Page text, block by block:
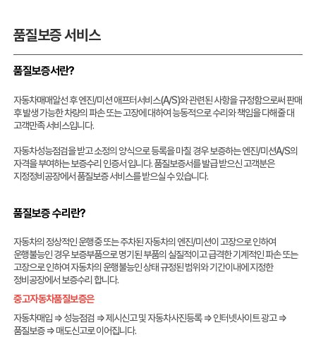
품질보증 서비스
품질보증서란?
자동차매매알선 후 엔진/미션 애프터서비스(A/S)와 관련된 사항을 규정함으로써 판매
후 발생 가능한 차량의 파손 또는 고장에 대하여 능동적으로 수리와 책임을 다해줄 대
고객만족 서비스입니다.
자동차성능점검을 받고 소정의 양식으로 등록을 마칠 경우 보증하는 엔진/미션A/S의
자격을 부여하는 보증수리 인증서 입니다. 품질보증서를 발급 받으신 고객분은
지정정비공장에서 품질보증 서비스를 받으실 수 있습니다.
품질보증 수리란?
자동차의 정상적인 운행중 또는 주차된 자동차의 엔진/미션이 고장으로 인하여
운행불능인 경우 보증부품으로 명기된 부품의 실질적이고 급격한 기계적인 파손 또는
고장으로 인하여 자동차의 운행불능인 상태 규정된 범위와 기간이내에 지정한
정비공장에서 보증수리 합니다.
중고자동차품질보증은
자동차매입 ⇒ 성능점검 ⇒ 제시신고 및 자동차사진등록 ⇒ 인터넷사이트 광고 ⇒
품질보증 ⇒ 매도신고로 이어집니다.